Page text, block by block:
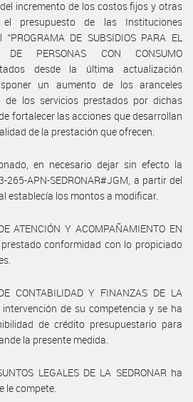
incremento de los costos fijos y otras
presupuesto de las Instituciones
DE SUBSIDIOS PARA EL
DE PERSONAS CON CONSUMO
desde la última actualización
un aumento de los aranceles
de los servicios prestados por dichas
fortalecer las acciones que desarrollan
de la prestación que ofrecen.
en necesario dejar sin efecto la
265-APN-SEDRONAR#JGM, a partir del
establecía los montos a modificar.
ATENCIÓN Y ACOMPAÑAMIENTO EN
prestado conformidad con lo propiciado
CONTABILIDAD Y FINANZAS DE LA
intervención de su competencia y se ha
de crédito presupuestario para
la presente medida.
LEGALES DE LA SEDRONAR ha
le compete.